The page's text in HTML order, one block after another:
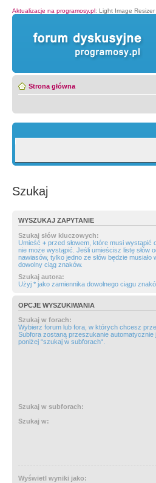
Aktualizacje na programosy.pl: Light Image Resizer
Strona główna
Szukaj
WYSZUKAJ ZAPYTANIE
Szukaj słów kluczowych:
Umieść + przed słowem, które musi wystąpić
nie może wystąpić. Jeśli umieścisz listę słów
nawiasów, tylko jedno ze słów będzie
dowolny ciąg znaków.
Szukaj autora:
Użyj * jako zamiennika dowolnego ciągu
OPCJE WYSZUKIWANIA
Szukaj w forach:
Wybierz forum lub fora, w których chcesz
Subfora zostaną przeszukanie automatycznie
poniżej “szukaj w subforach“.
Szukaj w subforach:
Szukaj w:
Wyświetl wyniki jako: